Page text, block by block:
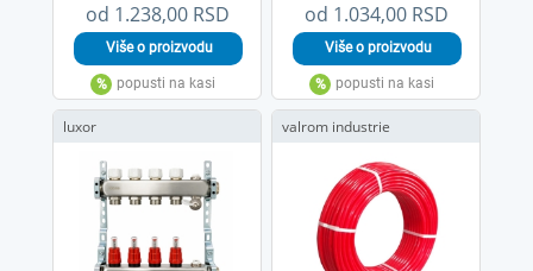
od 1.238,00 RSD od 1.034,00 RSD
luxor valrom industrie